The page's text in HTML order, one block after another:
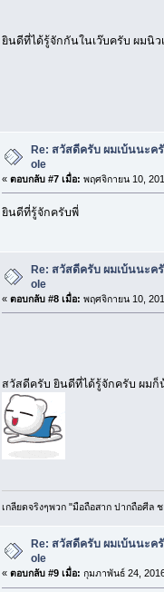
ยินดีที่ได้รู้จักกันในเว๊บครับ ผมนิ
Re: สวัสดีครับ ผมเบ้นนะค
ole
« ตอบกลับ #7 เมื่อ: พฤศจิกายน 10,
ยินดีที่รู้จักครับพี่
Re: สวัสดีครับ ผมเบ้นนะค
ole
« ตอบกลับ #8 เมื่อ: พฤศจิกายน 10,
สวัสดีครับ ยินดีที่ได้รู้จักครับ ผมก็
เกลียดจริงๆพวก "มือถือสาก ปากถือศีล
Re: สวัสดีครับ ผมเบ้นนะค
ole
« ตอบกลับ #9 เมื่อ: กุมภาพันธ์ 24,